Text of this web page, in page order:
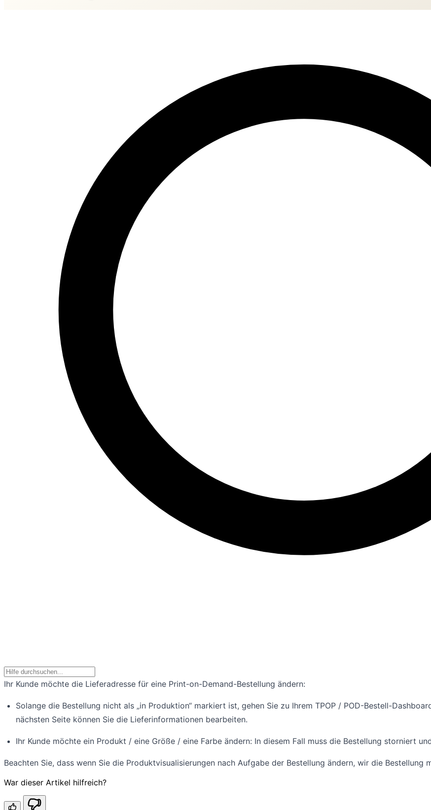
Ihr Kunde möchte die Lieferadresse für eine Print-on-Demand-Bestellung ändern:
Solange die Bestellung nicht als „in Produktion“ markiert ist, gehen Sie zu Ihrem TPOP / POD-Bestell-
nächsten Seite können Sie die Lieferinformationen bearbeiten.
Ihr Kunde möchte ein Produkt / eine Größe / eine Farbe ändern: In diesem Fall muss die Bestellung storniert
Beachten Sie, dass wenn Sie die Produktvisualisierungen nach Aufgabe der Bestellung ändern, wir die Bestellung
War dieser Artikel hilfreich?